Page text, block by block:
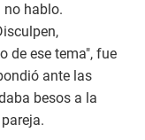
no hablo.
de ese tema", fue
ante las
besos a la